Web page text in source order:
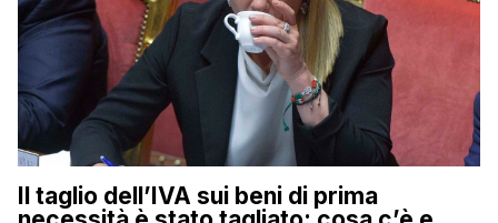
Il taglio dell’IVA sui beni di prima